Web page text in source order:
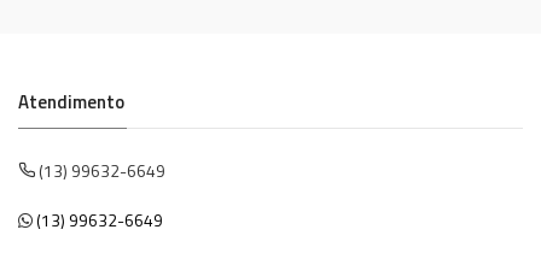
Atendimento
(13) 99632-6649
(13) 99632-6649